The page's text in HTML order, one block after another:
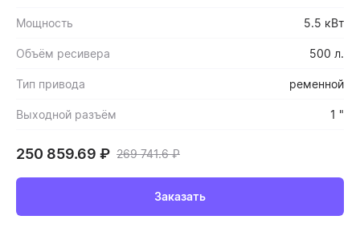
Мощность 5.5 кВт
Объём ресивера 500 л.
Тип привода ременной
Выходной разъём 1 "
250 859.69 ₽ 269 741.6₽
Заказать